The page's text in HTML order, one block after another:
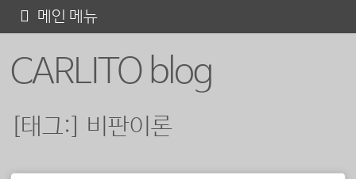
CARLITO blog
메인 메뉴
텐
[태그:] 비판이론